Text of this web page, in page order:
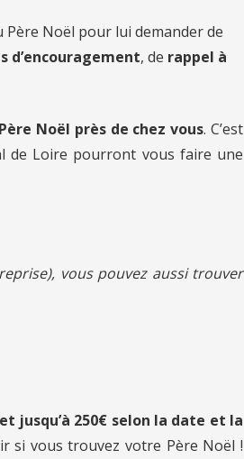
Noël pour lui demander de
d’encouragement, de rappel à
Noël près de chez vous. C’est
de Loire pourront vous faire une
vous pouvez aussi trouver
jusqu’à 250€ selon la date et la
si vous trouvez votre Père Noël !